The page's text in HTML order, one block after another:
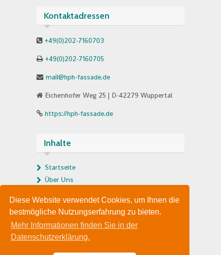
Diese Website verwendet Cookies, um Ihnen die
bestmögliche Nutzungserfahrung zu bieten.
Mehr Informationen finden Sie in der
Datenschutzerklärung.
Kontaktadressen
+49(0)202-7160703
+49(0)202-7160705
mail@hph-fassade.de
Eichenhofer Weg 25 | D-42279 Wuppertal
https://hph-fassade.de
Inhalte
Startseite
Über Uns
Referenzen
Kontakt
Datenschutzerklärung
Impressum